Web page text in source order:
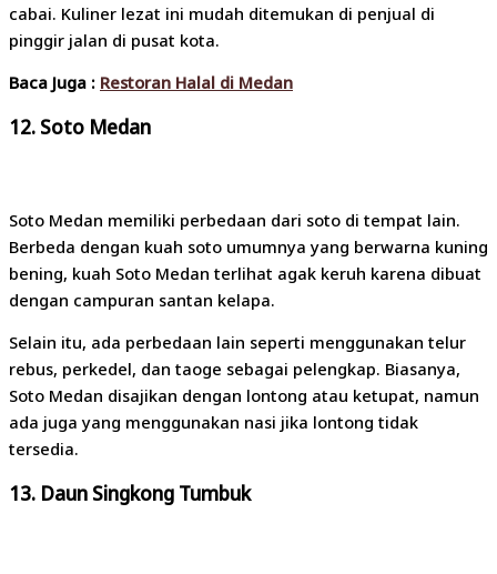
cabai. Kuliner lezat ini mudah ditemukan di penjual di
pinggir jalan di pusat kota.
Baca Juga : Restoran Halal di Medan
12. Soto Medan
Soto Medan memiliki perbedaan dari soto di tempat lain.
Berbeda dengan kuah soto umumnya yang berwarna kuning
bening, kuah Soto Medan terlihat agak keruh karena dibuat
dengan campuran santan kelapa.
Selain itu, ada perbedaan lain seperti menggunakan telur
rebus, perkedel, dan taoge sebagai pelengkap. Biasanya,
Soto Medan disajikan dengan lontong atau ketupat, namun
ada juga yang menggunakan nasi jika lontong tidak
tersedia.
13. Daun Singkong Tumbuk